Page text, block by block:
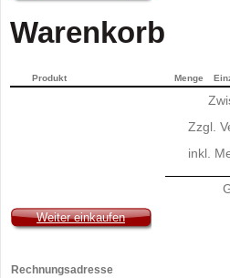
Warenkorb
Produkt Menge
Zzgl.
inkl.
Weiter einkaufen
Rechnungsadresse